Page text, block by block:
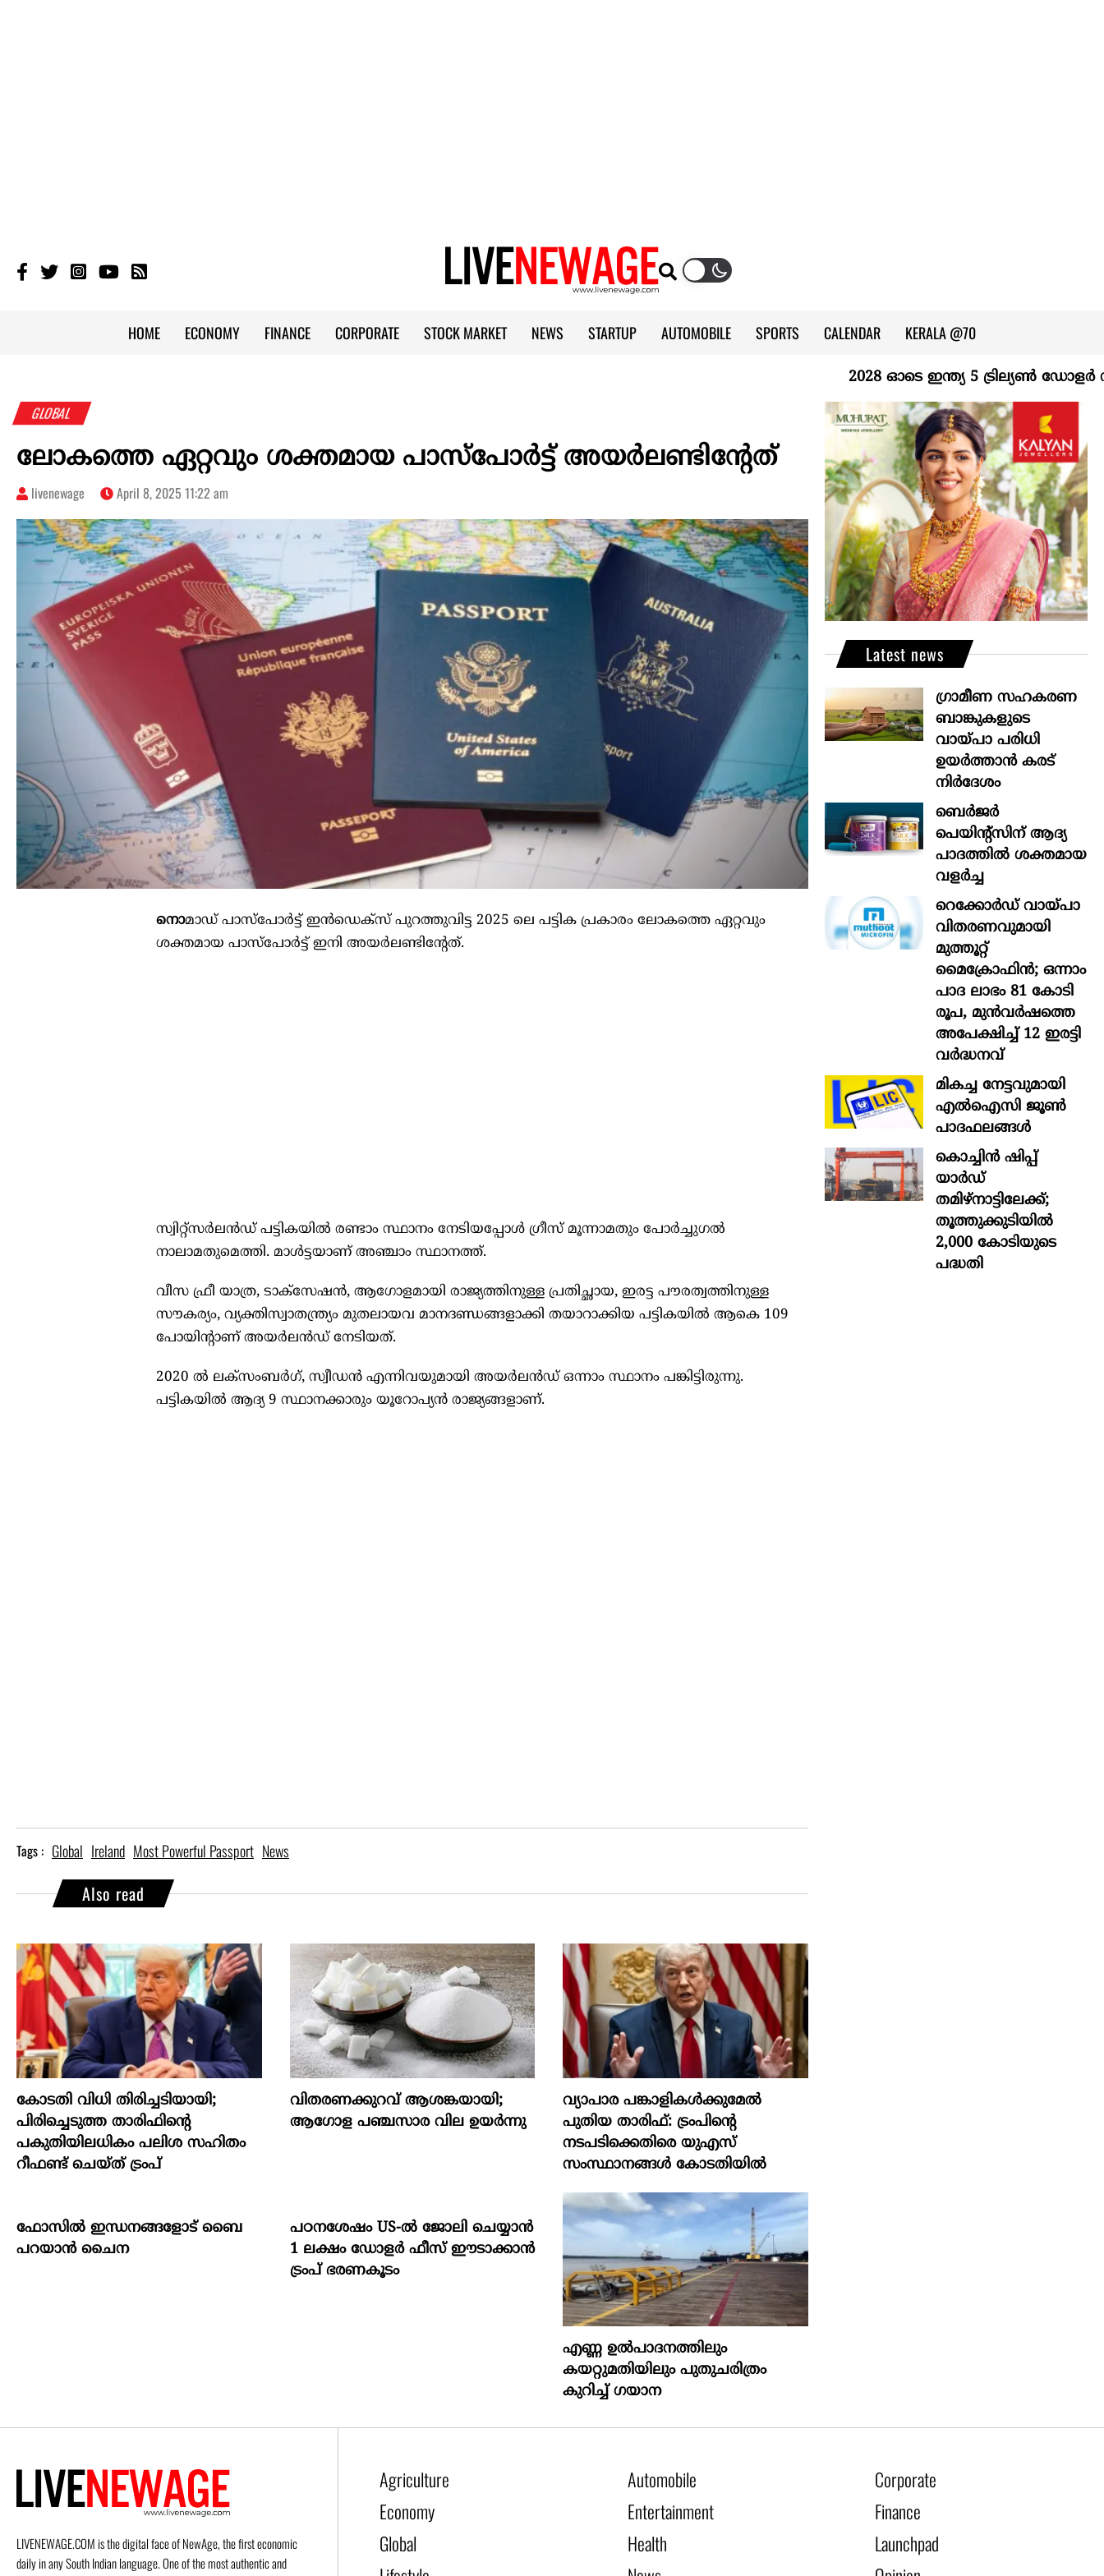
HOME ECONOMY FINANCE CORPORATE STOCK MARKET NEWS STARTUP AUTOMOBILE SPORTS CALENDAR KERALA @70
2028 ഓടെ ഇന്ത്യ 5 ട്രില്യണ്‍ ഡോളര്‍
GLOBAL
ലോകത്തെ ഏറ്റവും ശക്തമായ പാസ്പോർട്ട് അയർലണ്ടിന്റേത്
livenewage April 8, 2025 11:22 am
നൊമാഡ് പാസ്പോർട്ട്‌ ഇൻഡെക്സ് പുറത്തുവിട്ട 2025 ലെ പട്ടിക പ്രകാരം ലോകത്തെ ഏറ്റവും
ശക്തമായ പാസ്‌പോര്‍ട്ട് ഇനി അയർലണ്ടിന്റേത്.
സ്വിറ്റ്‌സര്‍ലൻഡ് പട്ടികയില്‍ രണ്ടാം സ്ഥാനം നേടിയപ്പോള്‍ ഗ്രീസ് മൂന്നാമതും പോര്‍ച്ചുഗല്‍
നാലാമതുമെത്തി. മാൾട്ടയാണ് അഞ്ചാം സ്ഥാനത്ത്.
വീസ ഫ്രീ യാത്ര, ടാക്‌സേഷന്‍, ആഗോളമായി രാജ്യത്തിനുള്ള പ്രതിച്ഛായ, ഇരട്ട പൗരത്വത്തിനുള്ള
സൗകര്യം, വ്യക്തിസ്വാതന്ത്ര്യം മുതലായവ മാനദണ്ഡങ്ങളാക്കി തയാറാക്കിയ പട്ടികയില്‍ ആകെ 109
പോയിന്റാണ് അയര്‍ലൻഡ് നേടിയത്.
2020 ല്‍ ലക്‌സംബര്‍ഗ്, സ്വീഡന്‍ എന്നിവയുമായി അയര്‍ലൻഡ് ഒന്നാം സ്ഥാനം പങ്കിട്ടിരുന്നു.
പട്ടികയില്‍ ആദ്യ 9 സ്ഥാനക്കാരും യൂറോപ്യന്‍ രാജ്യങ്ങളാണ്.
Tags : Global Ireland Most Powerful Passport News
Also read
കോടതി വിധി തിരിച്ചടിയായി;
പിരിച്ചെടുത്ത താരിഫിന്‍റെ
പകുതിയിലധികം പലിശ സഹിതം
റീഫണ്ട് ചെയ്ത് ട്രംപ്
വിതരണക്കുറവ് ആശങ്കയായി;
ആഗോള പഞ്ചസാര വില ഉയര്‍ന്നു
വ്യാപാര പങ്കാളികൾക്കുമേൽ
പുതിയ താരിഫ്: ട്രംപിന്‍റെ
നടപടിക്കെതിരെ യുഎസ്
സംസ്ഥാനങ്ങൾ കോടതിയിൽ
ഫോസിൽ ഇന്ധനങ്ങളോട് ബൈ
പറയാൻ ചൈന
പഠനശേഷം US-ൽ ജോലി ചെയ്യാൻ
1 ലക്ഷം ഡോളർ ഫീസ് ഈടാക്കാൻ
ട്രംപ് ഭരണകൂടം
എണ്ണ ഉൽപാദനത്തിലും
കയറ്റുമതിയിലും പുതുചരിത്രം
കുറിച്ച് ഗയാന
Latest news
ഗ്രാമീണ സഹകരണ
ബാങ്കുകളുടെ
വായ്പാ പരിധി
ഉയർത്താൻ കരട്
നിർദേശം
ബെർജർ
പെയിന്റ്സിന് ആദ്യ
പാദത്തിൽ ശക്തമായ
വളർച്ച
റെക്കോർഡ് വായ്പാ
വിതരണവുമായി
മുത്തൂറ്റ്
മൈക്രോഫിൻ; ഒന്നാം
പാദ ലാഭം 81 കോടി
രൂപ, മുൻവർഷത്തെ
അപേക്ഷിച്ച് 12 ഇരട്ടി
വർദ്ധനവ്
മികച്ച നേട്ടവുമായി
എൽഐസി ജൂൺ
പാദഫലങ്ങൾ
കൊച്ചിന്‍ ഷിപ്പ്
യാർഡ്
തമിഴ്നാട്ടിലേക്ക്;
തൂത്തുക്കുടിയിൽ
2,000 കോടിയുടെ
പദ്ധതി
LIVENEWAGE.COM is the digital face of NewAge, the first economic
daily in any South Indian language. One of the most authentic and
Agriculture Automobile
Corporate
Economy
Entertainment
Finance
Global
Health
Launchpad